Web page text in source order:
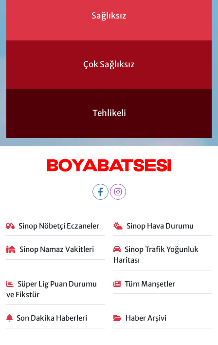
Sağlıksız
Çok Sağlıksız
Tehlikeli
Sinop Nöbetçi Eczaneler Sinop Hava Durumu
Sinop Namaz Vakitleri
Sinop Trafik Yoğunluk
Haritası
Süper Lig Puan Durumu
ve Fikstür
Tüm Manşetler
Son Dakika Haberleri Haber Arşivi